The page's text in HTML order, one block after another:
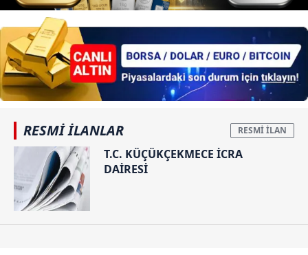
RESMİ İLANLAR
T.C. KÜÇÜKÇEKMECE İCRA
DAİRESİ